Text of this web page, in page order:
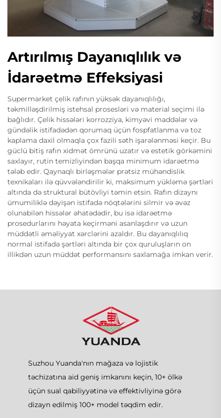
Artırılmış Dayanıqlılık və
İdarəetmə Effeksiyasi
Supermarket çelik rafının yüksək dayanıqlılığı,
təkmilləşdirilmiş istehsal prosesləri və material seçimi ilə
bağlıdır. Çelik hissələri korrozziya, kimyəvi maddələr və
gündəlik istifadədən qorumaq üçün fospfatlanma və toz
kaplama daxil olmaqla çox fazili səth işarələnməsi keçir. Bu
güclü bitiş rafın xidmət ömrünü uzatır və estetik görkəmini
saxlayır, rutin temizliyindən başqa minimum idarəetmə
tələb edir. Qaynaqlı birləşmələr prətsiz mühəndislik
texnikaları ilə qüvvələndirilir ki, maksimum yükləmə şərtləri
altında də struktural bütövliyi təmin etsin. Rafın dizaynı
ümumiliklə dəyişən istifadə nöqtələrini silmir və əvəz
olunabilən hissələr əhatədədir, bu isə idarəetmə
prosedurlarını həyata keçirməni asanlaşdırır və uzun
müddətli əməliyyat xərclərini azaldır. Bu dayanıqlılıq
normal istifadə şərtləri altında bir çox quruluşların on
illikdən uzun müddət performansını saxlamağa imkan verir.
Suzhou Yuanda'nın mağaza və lojistik
təchizatına aid geniş imkanını keçin, 10+ ölkə
üçün sual qabiliyyətinə və effektivliyinə görə
dizayn edilmiş 100+ model təqdim edir.